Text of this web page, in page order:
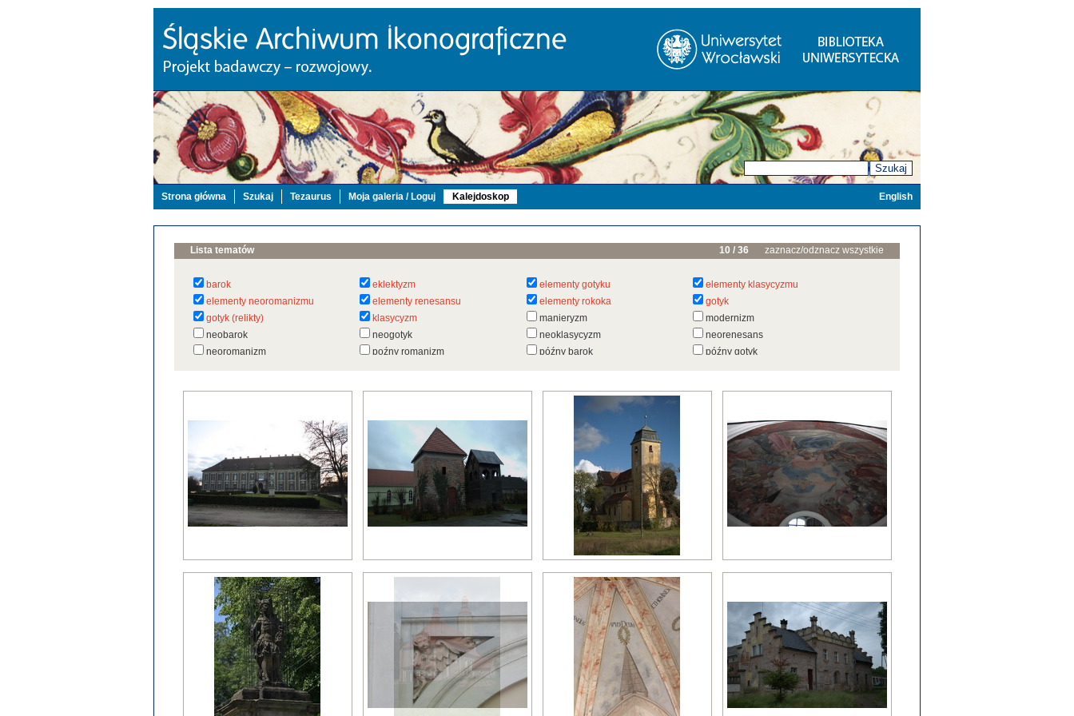
Szukaj
Strona główna Szukaj Tezaurus Moja galeria / Loguj Kalejdoskop English
Lista tematów 10 / 36 zaznacz/odznacz wszystkie
barok eklektyzm elementy gotyku
elementy klasycyzmu
elementy neoromanizmu
elementy renesansu elementy rokoka
gotyk
gotyk (relikty)
klasycyzm manieryzm
modernizm
neobarok
neogotyk neoklasycyzm
neorenesans
neoromanizm
poźny romanizm późny barok
późny gotyk
wczesny barok
wczesny gotyk wczesny renesans